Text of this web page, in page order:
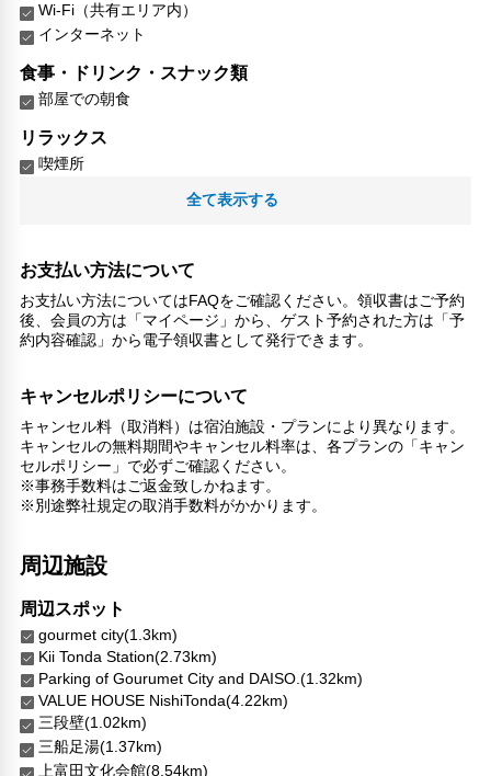
Wi-Fi（共有エリア内）
インターネット
食事・ドリンク・スナック類
部屋での朝食
リラックス
喫煙所
子供向け施設・サービス
館内施設・便利なサービス
荷物預かりサービス
エレベーター
車椅子OK
対応言語
日本語
その他サービス
禁煙
外廊下
フードデリバリー
チェックイン/チェックアウト（プライベート）
リネン・衣類の湯洗い
キャッシュレス支払いサービス
洗濯機
全て表示する
お支払い方法について
お支払い方法についてはFAQをご確認ください。領収書はご予約
後、会員の方は「マイページ」から、ゲスト予約された方は「予
約内容確認」から電子領収書として発行できます。
キャンセルポリシーについて
キャンセル料（取消料）は宿泊施設・プランにより異なります。
キャンセルの無料期間やキャンセル料率は、各プランの「キャン
セルポリシー」で必ずご確認ください。
※事務手数料はご返金致しかねます。
※別途弊社規定の取消手数料がかかります。
周辺施設
周辺スポット
gourmet city(1.3km)
Kii Tonda Station(2.73km)
Parking of Gourumet City and DAISO.(1.32km)
VALUE HOUSE NishiTonda(4.22km)
三段壁(1.02km)
三船足湯(1.37km)
上富田文化会館(8.54km)